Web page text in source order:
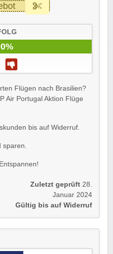
Flügen nach Brasilien?
Air Portugal Aktion Flüge
bis auf Widerruf.
Zuletzt geprüft 28.
Januar 2024
Gültig bis auf Widerruf